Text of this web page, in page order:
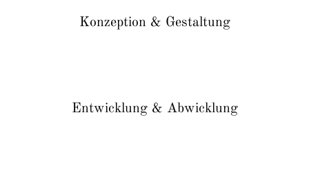
Konzeption & Gestaltung
Entwicklung & Abwicklung